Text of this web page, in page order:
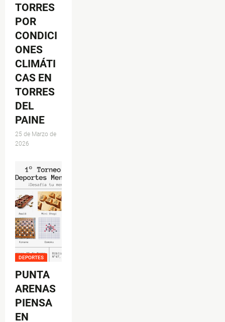
TORRES
POR
CONDICI
ONES
CLIMÁTI
CAS EN
TORRES
DEL
PAINE
25 de Marzo de
2026
DEPORTES
PUNTA
ARENAS
PIENSA
EN